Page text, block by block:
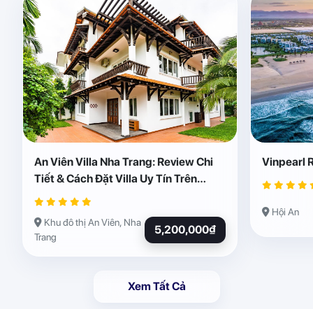
An Viên Villa Nha Trang: Review Chi
Tiết & Cách Đặt Villa Uy Tín Trên
Abogo
Khu đô thị An Viên, Nha
Trang
5,200,000₫
Vinpearl
Hội An
Xem Tất Cả